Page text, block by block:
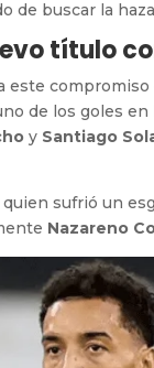
de buscar la
título
este
de los goles
y Santiago
quien sufrió un
Nazareno